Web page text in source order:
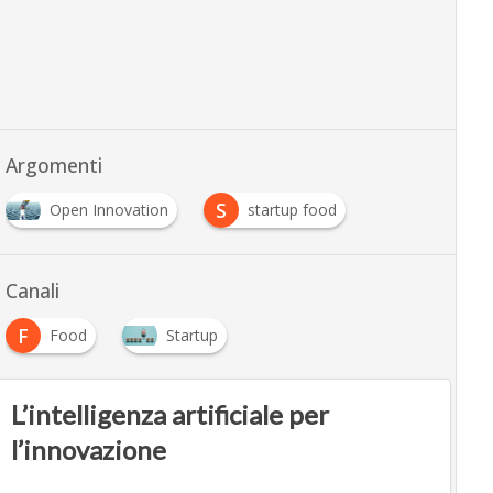
Argomenti
Open Innovation S startup food
Canali
F
Food Startup
L’intelligenza artificiale per
l’innovazione